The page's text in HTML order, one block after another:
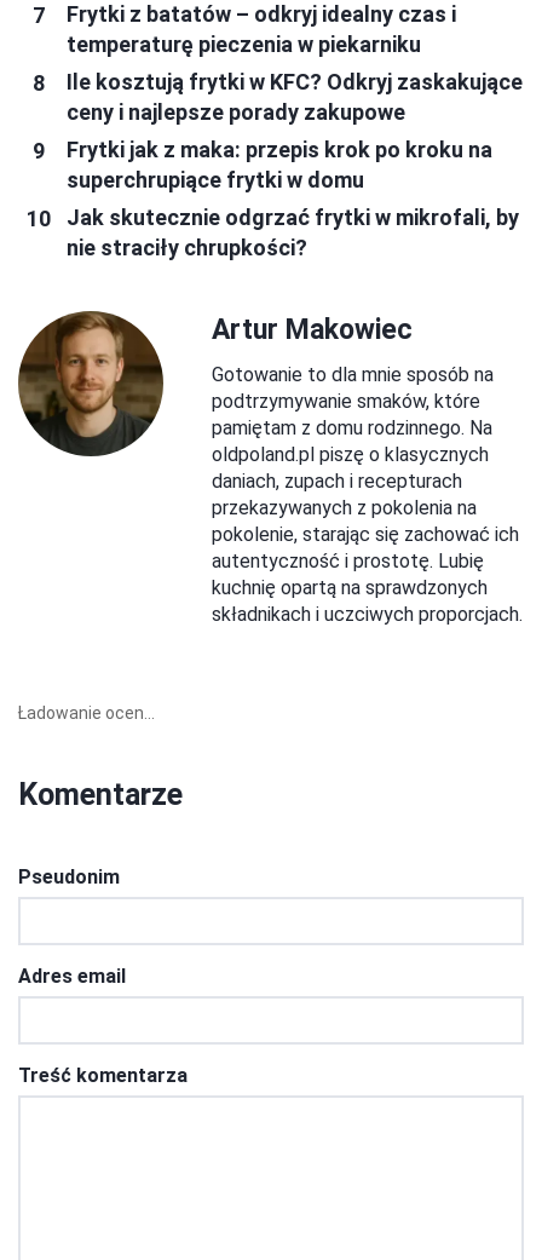
Frytki z batatów – odkryj idealny czas i
temperaturę pieczenia w piekarniku
Ile kosztują frytki w KFC? Odkryj zaskakujące
ceny i najlepsze porady zakupowe
Frytki jak z maka: przepis krok po kroku na
superchrupiące frytki w domu
Jak skutecznie odgrzać frytki w mikrofali, by
nie straciły chrupkości?
Artur Makowiec
Gotowanie to dla mnie sposób na
podtrzymywanie smaków, które
pamiętam z domu rodzinnego. Na
oldpoland.pl piszę o klasycznych
daniach, zupach i recepturach
przekazywanych z pokolenia na
pokolenie, starając się zachować ich
autentyczność i prostotę. Lubię
kuchnię opartą na sprawdzonych
składnikach i uczciwych proporcjach.
Ładowanie ocen...
Komentarze
Pseudonim
Adres email
Treść komentarza